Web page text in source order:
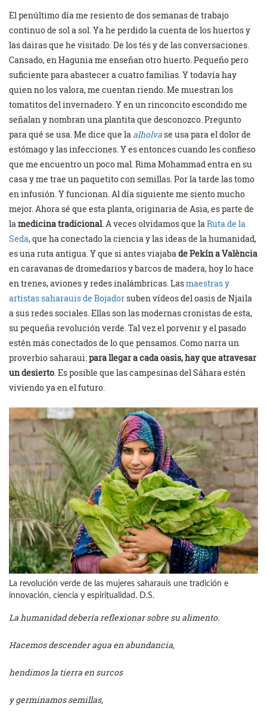
El penúltimo día me resiento de dos semanas de trabajo
continuo de sol a sol. Ya he perdido la cuenta de los huertos y
las dairas que he visitado. De los tés y de las conversaciones.
Cansado, en Hagunia me enseñan otro huerto. Pequeño pero
suficiente para abastecer a cuatro familias. Y todavía hay
quien no los valora, me cuentan riendo. Me muestran los
tomatitos del invernadero. Y en un rinconcito escondido me
señalan y nombran una plantita que desconozco. Pregunto
para qué se usa. Me dice que la alholvase usa para el dolor de
estómago y las infecciones. Y es entonces cuando les confieso
que me encuentro un poco mal. Rima Mohammad entra en su
casa y me trae un paquetito con semillas. Por la tarde las tomo
en infusión. Y funcionan. Al día siguiente me siento mucho
mejor. Ahora sé que esta planta, originaria de Asia, es parte de
lamedicina tradicional. A veces olvidamos que laRuta de la
Seda, que ha conectado la ciencia y las ideas de la humanidad,
es una ruta antigua. Y que si antes viajabade Pekín a València
en caravanas de dromedarios y barcos de madera, hoy lo hace
en trenes, aviones y redes inalámbricas. Lasmaestras y
artistas saharauis de Bojadorsuben vídeos del oasis de Njaila
a sus redes sociales. Ellas son las modernas cronistas de esta,
su pequeña revolución verde. Tal vez el porvenir y el pasado
estén más conectados de lo que pensamos. Como narra un
proverbio saharaui:para llegar a cada oasis, hay que atravesar
un desierto. Es posible que las campesinas del Sáhara estén
viviendo ya en el futuro.
La revolución verde de las mujeres saharauis une tradición e
innovación, ciencia y espiritualidad. D.S.
La humanidad debería reflexionar sobre su alimento.
Hacemos descender agua en abundancia,
hendimos la tierra en surcos
y germinamos semillas,